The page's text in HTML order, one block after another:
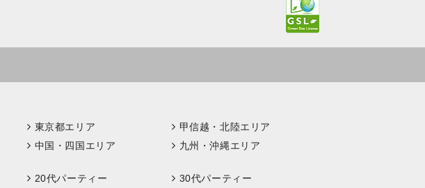
東京都エリア
甲信越・北陸エリア
中国・四国エリア 九州・沖縄エリア
20代パーティー
30代パーティー